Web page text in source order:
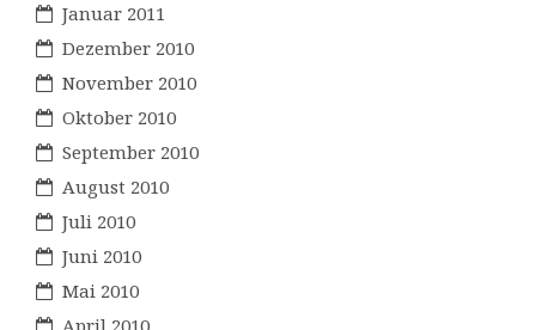
Januar 2011
Dezember 2010
November 2010
Oktober 2010
September 2010
August 2010
Juli 2010
Juni 2010
Mai 2010
April 2010